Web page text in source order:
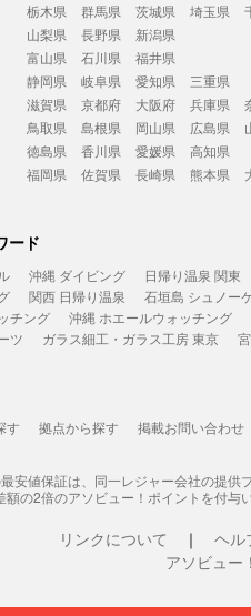
栃木県 群馬県 茨城県 埼玉県
山梨県 長野県
新潟県
富山県 石川県
福井県
静岡県 岐阜県 愛知県
三重県
滋賀県 京都府 大阪府 兵庫県
鳥取県 島根県 岡山県 広島県
徳島県 香川県 愛媛県
高知県
福岡県 佐賀県 長崎県 熊本県
ード
沖縄 ダイビング 日帰り温泉 関東
関西 日帰り温泉 石垣島 シュノー
チング
沖縄 ホエールウォッチング
ツ
ガラス細工・ガラス工房 東京
す 拠点から探す 掲載お問い合わせ
安値保証は、同一レジャー会社の提
額の2倍のアソビュー！ポイントを付与
リンクについて ヘル
アソビュー